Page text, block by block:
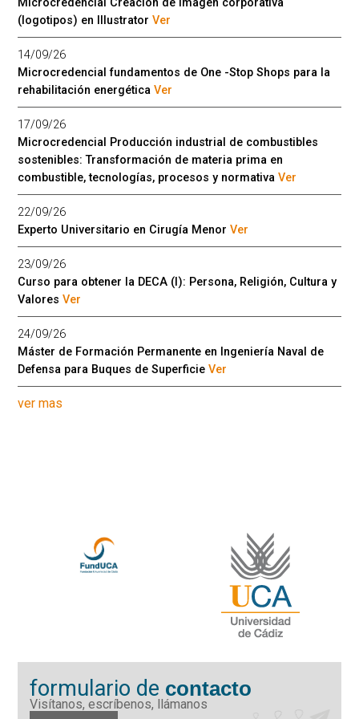
Microcredencial Creación de imagen corporativa
(logotipos) en IllustratorVer
14/09/26
Microcredencial fundamentos de One -Stop Shops para la
rehabilitación energéticaVer
17/09/26
Microcredencial Producción industrial de combustibles
sostenibles: Transformación de materia prima en
combustible, tecnologías, procesos y normativaVer
22/09/26
Experto Universitario en Cirugía MenorVer
23/09/26
Curso para obtener la DECA (I): Persona, Religión, Cultura y
ValoresVer
24/09/26
Máster de Formación Permanente en Ingeniería Naval de
Defensa para Buques de SuperficieVer
ver mas
formulario de contacto
Visítanos, escríbenos, llámanos